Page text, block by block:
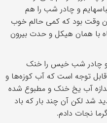
و چادر شب را هم
وقت بود که کمی حالم خوب
با همان هیکل و حدت بیرون
و چادر شب خیس را خنک
توجه است که آب کوزه‌ها و
اندازه آب یخ خنک و مطبوع شده
شد لکن آن چند بار که باد
نجات دادم.